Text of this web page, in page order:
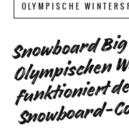
OLYMPISCHE
Snowboard
Olympischen
funktioniert
Snowboard-